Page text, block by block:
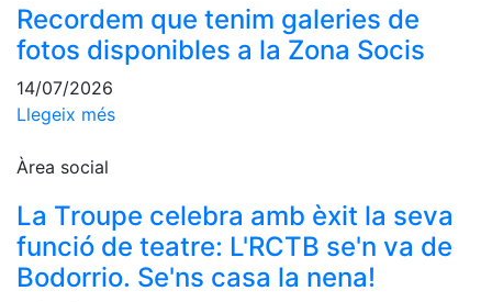
Normativa
Restaurants
L'Snack
Casa Arilla
Chill Out
Bar
Piscina
Recordem que tenim galeries de
fotos disponibles a la Zona Socis
14/07/2026
Llegeix més
Àrea social
La Troupe celebra amb èxit la seva
funció de teatre: L'RCTB se'n va de
Bodorrio. Se'ns casa la nena!